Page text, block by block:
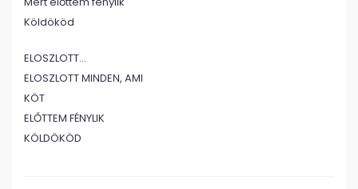
Köldököd
ELOSZLOTT…
ELOSZLOTT MINDEN, AMI
KÖT
ELŐTTEM FÉNYLIK
KÖLDÖKÖD